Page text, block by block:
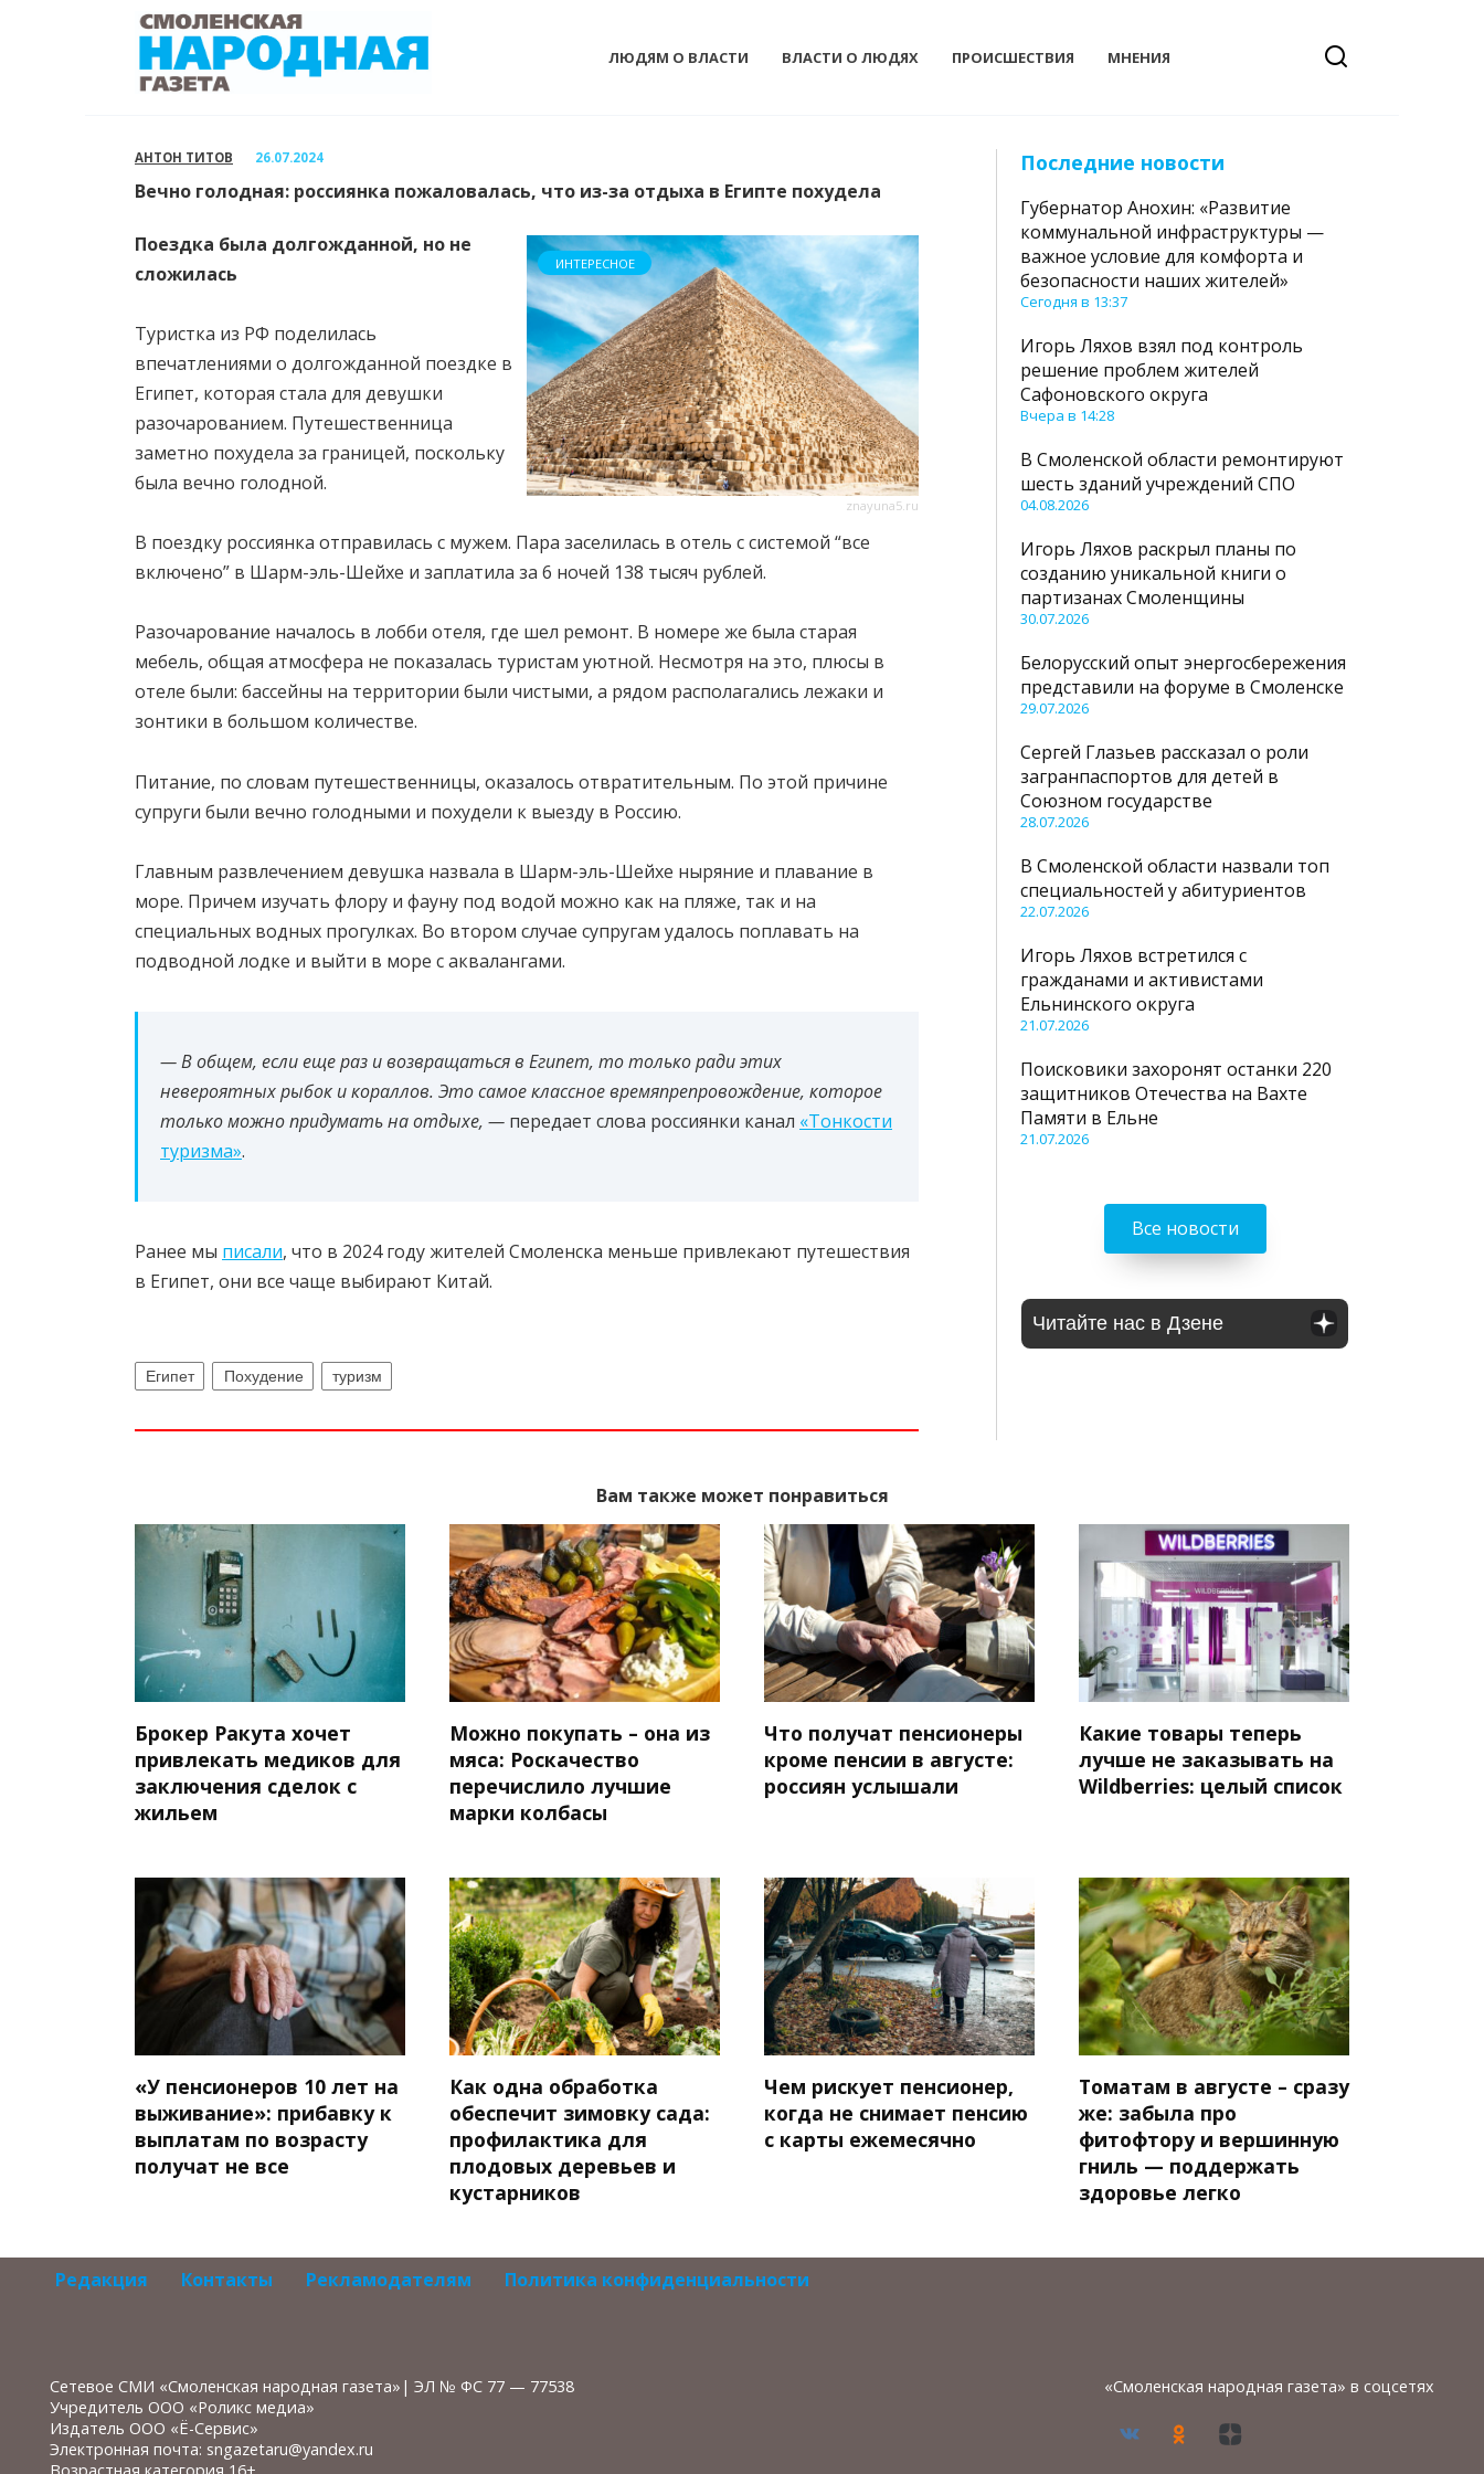
ЛЮДЯМ О ВЛАСТИ ВЛАСТИ О ЛЮДЯХ ПРОИСШЕСТВИЯ МНЕНИЯ
АНТОН ТИТОВ 26.07.2024
Вечно голодная: россиянка пожаловалась, что из-за отдыха в Египте похудела
znayuna5.ru
ИНТЕРЕСНОЕ
Поездка была долгожданной, но не
сложилась
Туристка из РФ поделилась
впечатлениями о долгожданной поездке в
Египет, которая стала для девушки
разочарованием. Путешественница
заметно похудела за границей, поскольку
была вечно голодной.
В поездку россиянка отправилась с мужем. Пара заселилась в отель с системой “все
включено” в Шарм-эль-Шейхе и заплатила за 6 ночей 138 тысяч рублей.
Разочарование началось в лобби отеля, где шел ремонт. В номере же была старая
мебель, общая атмосфера не показалась туристам уютной. Несмотря на это, плюсы в
отеле были: бассейны на территории были чистыми, а рядом располагались лежаки и
зонтики в большом количестве.
Питание, по словам путешественницы, оказалось отвратительным. По этой причине
супруги были вечно голодными и похудели к выезду в Россию.
Главным развлечением девушка назвала в Шарм-эль-Шейхе ныряние и плавание в
море. Причем изучать флору и фауну под водой можно как на пляже, так и на
специальных водных прогулках. Во втором случае супругам удалось поплавать на
подводной лодке и выйти в море с аквалангами.
— В общем, если еще раз и возвращаться в Египет, то только ради этих
невероятных рыбок и кораллов. Это самое классное времяпрепровождение, которое
только можно придумать на отдыхе, — передает слова россиянки канал «Тонкости
туризма».
Ранее мы писали, что в 2024 году жителей Смоленска меньше привлекают путешествия
в Египет, они все чаще выбирают Китай.
Египет Похудение туризм
Последние новости
Губернатор Анохин: «Развитие
коммунальной инфраструктуры —
важное условие для комфорта и
безопасности наших жителей»
Сегодня в 13:37
Игорь Ляхов взял под контроль
решение проблем жителей
Сафоновского округа
Вчера в 14:28
В Смоленской области ремонтируют
шесть зданий учреждений СПО
04.08.2026
Игорь Ляхов раскрыл планы по
созданию уникальной книги о
партизанах Смоленщины
30.07.2026
Белорусский опыт энергосбережения
представили на форуме в Смоленске
29.07.2026
Сергей Глазьев рассказал о роли
загранпаспортов для детей в
Союзном государстве
28.07.2026
В Смоленской области назвали топ
специальностей у абитуриентов
22.07.2026
Игорь Ляхов встретился с
гражданами и активистами
Ельнинского округа
21.07.2026
Поисковики захоронят останки 220
защитников Отечества на Вахте
Памяти в Ельне
21.07.2026
Все новости
Читайте нас в Дзене
Вам также может понравиться
Брокер Ракута хочет
привлекать медиков для
заключения сделок с
жильем
Можно покупать – она из
мяса: Роскачество
перечислило лучшие
марки колбасы
Что получат пенсионеры
кроме пенсии в августе:
россиян услышали
Какие товары теперь
лучше не заказывать на
Wildberries: целый список
«У пенсионеров 10 лет на
выживание»: прибавку к
выплатам по возрасту
получат не все
Как одна обработка
обеспечит зимовку сада:
профилактика для
плодовых деревьев и
кустарников
Чем рискует пенсионер,
когда не снимает пенсию
с карты ежемесячно
Томатам в августе – сразу
же: забыла про
фитофтору и вершинную
гниль — поддержать
здоровье легко
Редакция Контакты Рекламодателям Политика конфиденциальности
Сетевое СМИ «Смоленская народная газета»| ЭЛ № ФС 77 — 77538
Учредитель ООО «Роликс медиа»
Издатель ООО «Ё-Сервис»
Электронная почта: sngazetaru@yandex.ru
«Смоленская народная газета» в соцсетях